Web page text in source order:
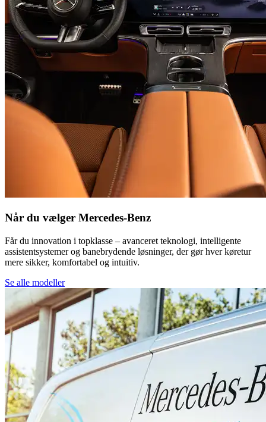
Når du vælger Mercedes-Benz
Får du innovation i topklasse – avanceret teknologi, intelligente
assistentsystemer og banebrydende løsninger, der gør hver køretur
mere sikker, komfortabel og intuitiv.
Se alle modeller